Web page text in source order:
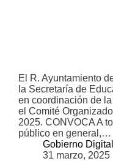
El R. Ayuntamiento
la Secretaría de
en coordinación de
el Comité
2025. CONVOCA A
público en general,…
Gobierno
31 marzo, 2025